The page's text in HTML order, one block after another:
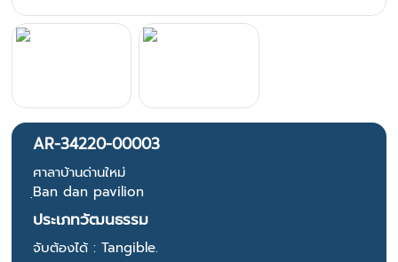
AR-34220-00003
ศาลาบ้านด่านใหม่
ฺBan dan pavilion
ประเภทวัฒนธรรม
จับต้องได้ : Tangible.